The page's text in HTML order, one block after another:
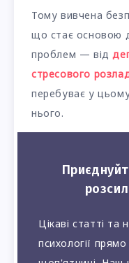
Тому вивчена
що стає основою
проблем — від
стресового
перебуває у
нього.
Цікаві статті та
психології